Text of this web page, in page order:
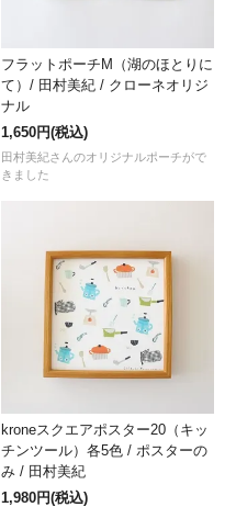
フラットポーチM（湖のほとりに
て）/ 田村美紀 / クローネオリジ
ナル
1,650円(税込)
田村美紀さんのオリジナルポーチがで
きました
kroneスクエアポスター20（キッ
チンツール）各5色 / ポスターの
み / 田村美紀
1,980円(税込)